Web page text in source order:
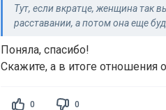
Тут, если вкратце, женщина так
расставании, а потом она еще
Поняла, спасибо!
Скажите, а в итоге отношения
0 0